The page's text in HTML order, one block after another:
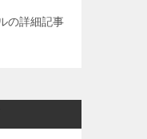
の詳細記事